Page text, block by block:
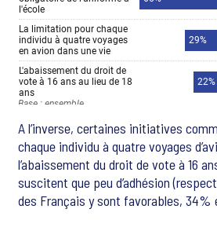
A l’inverse, certaines initiatives
chaque individu à quatre voyages
l’abaissement du droit de vote à 16
suscitent que peu d’adhésion
des Français y sont favorables, 34%